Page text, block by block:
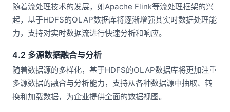
随着流处理技术的发展，如Apache Flink等流处理框架的兴
起，基于HDFS的OLAP数据库将逐渐增强其实时数据处理能
力，支持对实时数据流进行快速分析和响应。
4.2 多源数据融合与分析
随着数据源的多样化，基于HDFS的OLAP数据库将更加注重
多源数据的融合与分析能力，支持从各种数据源中抽取、转
换和加载数据，为企业提供全面的数据视图。